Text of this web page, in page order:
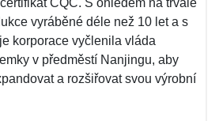
CQC. S ohledem na trvale
vyráběné déle než 10 let a s
korporace vyčlenila vláda
v předměstí Nanjingu, aby
a rozšiřovat svou výrobní